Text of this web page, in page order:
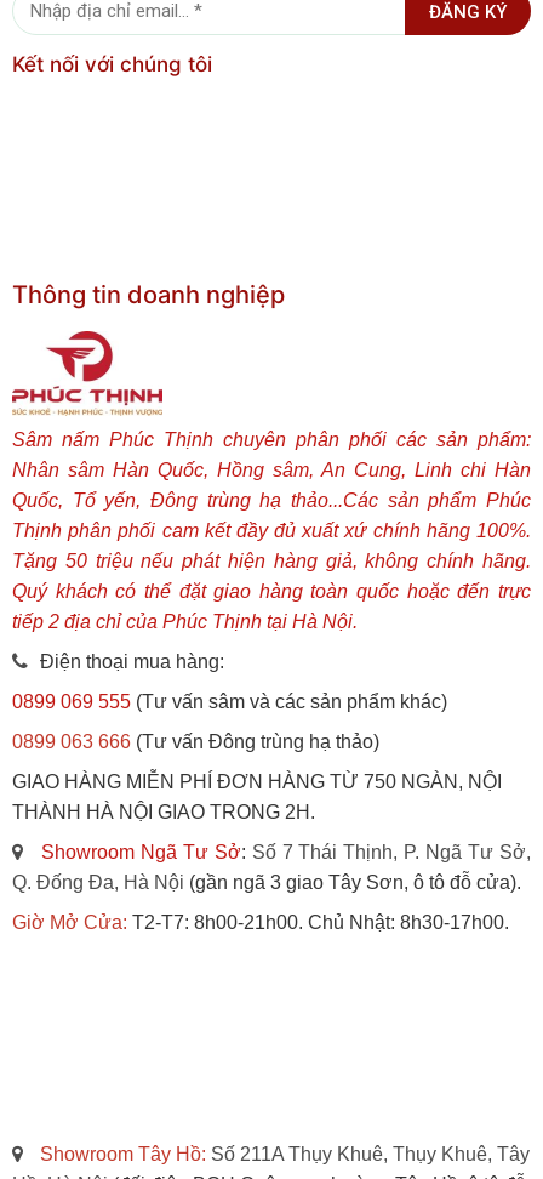
ĐĂNG KÝ
Kết nối với chúng tôi
Thông tin doanh nghiệp
Sâm nấm Phúc Thịnh chuyên phân phối các sản phẩm:
Nhân sâm Hàn Quốc, Hồng sâm, An Cung, Linh chi Hàn
Quốc, Tổ yến, Đông trùng hạ thảo...Các sản phẩm Phúc
Thịnh phân phối cam kết đầy đủ xuất xứ chính hãng 100%.
Tặng 50 triệu nếu phát hiện hàng giả, không chính hãng.
Quý khách có thể đặt giao hàng toàn quốc hoặc đến trực
tiếp 2 địa chỉ của Phúc Thịnh tại Hà Nội.
Điện thoại mua hàng:
0899 069 555 (Tư vấn sâm và các sản phẩm khác)
0899 063 666 (Tư vấn Đông trùng hạ thảo)
GIAO HÀNG MIỄN PHÍ ĐƠN HÀNG TỪ 750 NGÀN, NỘI
THÀNH HÀ NỘI GIAO TRONG 2H.
Showroom Ngã Tư Sở: Số 7 Thái Thịnh, P. Ngã Tư Sở,
Q. Đống Đa, Hà Nội (gần ngã 3 giao Tây Sơn, ô tô đỗ cửa).
Giờ Mở Cửa: T2-T7: 8h00-21h00. Chủ Nhật: 8h30-17h00.
Showroom Tây Hồ: Số 211A Thụy Khuê, Thụy Khuê, Tây